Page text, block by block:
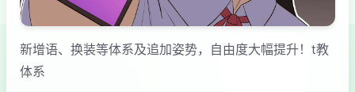
新增语、换装等体系及追加姿势，自由度大幅提升！t教
体系